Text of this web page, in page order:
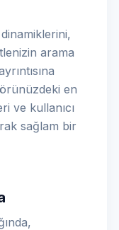
arama
en
ve kullanıcı
sağlam bir